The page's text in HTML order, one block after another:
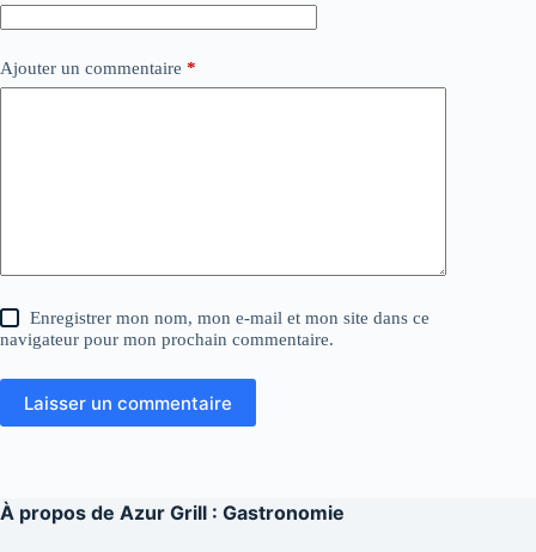
Ajouter un commentaire *
Enregistrer mon nom, mon e-mail et mon site dans ce
navigateur pour mon prochain commentaire.
Laisser un commentaire
À propos de Azur Grill : Gastronomie